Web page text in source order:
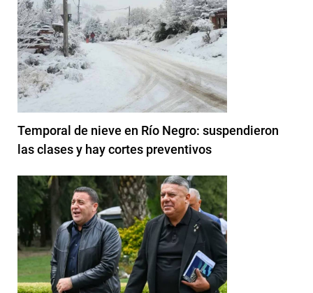
Temporal de nieve en Río Negro: suspendieron
las clases y hay cortes preventivos